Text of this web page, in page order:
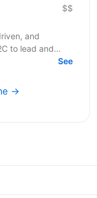
$$
and
to lead and
Tier-1...
See
→